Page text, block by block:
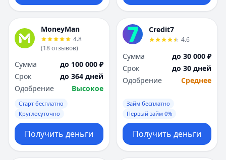
MoneyMan
4.8
(18отзывов)
Сумма
до 100 000 ₽
Срок
до 364 дней
Одобрение
Высокое
Старт бесплатно
Круглосуточно
Получить деньги
Credit7
4.6
Сумма
до 30 000 ₽
Срок
до 30 дней
Одобрение
Среднее
Займ бесплатно
Первый займ 0%
Получить деньги